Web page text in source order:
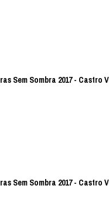
Sem Sombra 2017 - Castro
Sem Sombra 2017 - Castro